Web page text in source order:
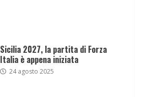
Sicilia 2027, la partita di Forza
Italia è appena iniziata
24 agosto 2025